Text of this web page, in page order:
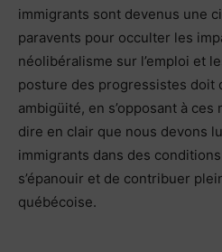
immigrants sont devenus une
paravents pour occulter les
néolibéralisme sur l’emploi et
posture des progressistes doit
ambigüité, en s’opposant à
dire en clair que nous devons
immigrants dans des
s’épanouir et de contribuer
québécoise.